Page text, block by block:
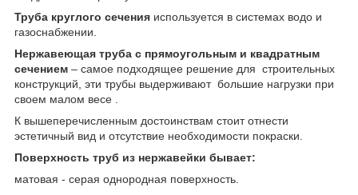
Труба круглого сечения используется в системах водо и
газоснабжении.
Нержавеющая труба с прямоугольным и квадратным
сечением – самое подходящее решение для строительных
конструкций, эти трубы выдерживают большие нагрузки при
своем малом весе .
К вышеперечисленным достоинствам стоит отнести
эстетичный вид и отсутствие необходимости покраски.
Поверхность труб из нержавейки бывает:
матовая - серая однородная поверхность.